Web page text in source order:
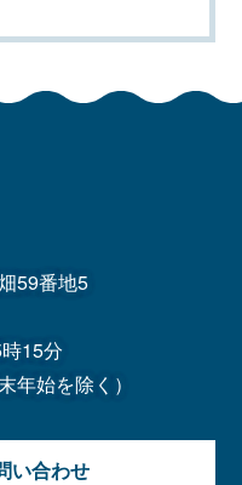
59番地5
15分
年始を除く）
い合わせ